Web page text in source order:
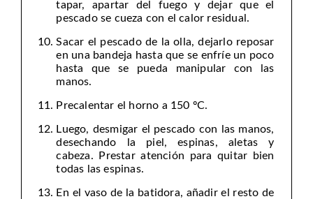
tapar, apartar del fuego y dejar que el
pescado se cueza con el calor residual.
Sacar el pescado de la olla, dejarlo reposar
en una bandeja hasta que se enfríe un poco
hasta que se pueda manipular con las
manos.
Precalentar el horno a 150 ºC.
Luego, desmigar el pescado con las manos,
desechando la piel, espinas, aletas y
cabeza. Prestar atención para quitar bien
todas las espinas.
En el vaso de la batidora, añadir el resto de